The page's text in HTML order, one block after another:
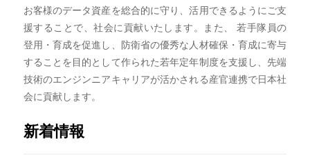
お客様のデータ資産を総合的に守り、活用できるようにご支
援することで、社会に貢献いたします。また、 若手隊員の
登用・育成を促進し、防衛省の優秀な人材確保・育成に寄与
することを目的として作られた若年定年制度を支援し、先端
技術のエンジンニアキャリアが活かされる産官連携で日本社
会に貢献します。
新着情報